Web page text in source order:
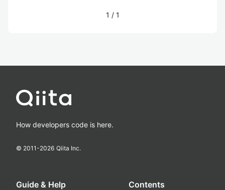
1 / 1
How developers code is here.
© 2011-2026 Qiita Inc.
Guide & Help Contents